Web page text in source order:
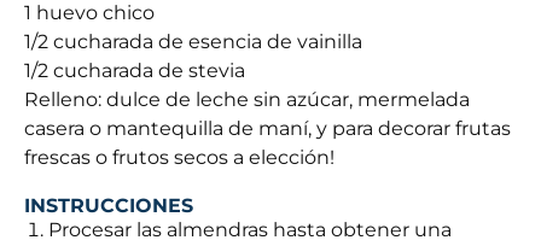
1 huevo chico
1/2 cucharada de esencia de vainilla
1/2 cucharada de stevia
Relleno: dulce de leche sin azúcar, mermelada
casera o mantequilla de maní, y para decorar frutas
frescas o frutos secos a elección!
INSTRUCCIONES
Procesar las almendras hasta obtener una